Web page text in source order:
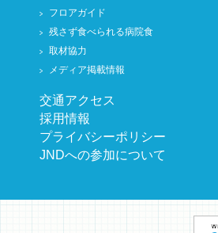
フロアガイド
残さず食べられる病院食
取材協力
メディア掲載情報
交通アクセス
採用情報
プライバシーポリシー
JNDへの参加について